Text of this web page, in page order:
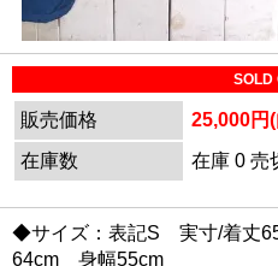
SOLD
販売価格
25,000円
在庫数
在庫 0 売
◆サイズ：表記S 実寸/着丈
64cm 身幅55cm